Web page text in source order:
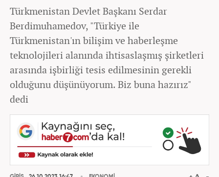
Türkmenistan Devlet Başkanı Serdar
Berdimuhamedov, "Türkiye ile
Türkmenistan'ın bilişim ve haberleşme
teknolojileri alanında ihtisaslaşmış şirketleri
arasında işbirliği tesis edilmesinin gerekli
olduğunu düşünüyorum. Biz buna hazırız"
dedi